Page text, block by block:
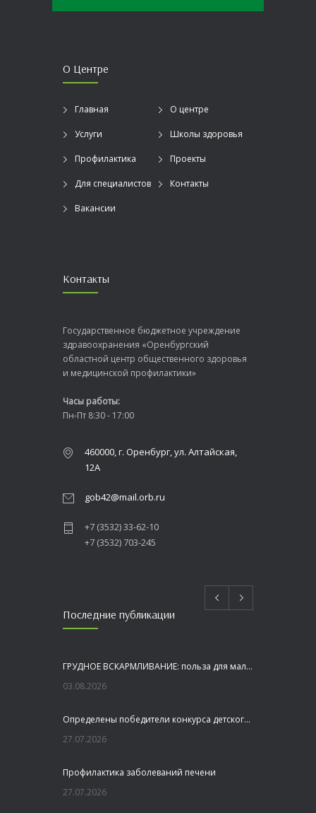
О Центре
Главная О центре
Услуги Школы здоровья
Профилактика Проекты
Для специалистов Контакты
Вакансии
Контакты
Государственное бюджетное учреждение
здравоохранения «Оренбургский
областной центр общественного здоровья
и медицинской профилактики»
Часы работы:
Пн-Пт 8:30 - 17:00
460000, г. Оренбург, ул. Алтайская,
12А
gob42@mail.orb.ru
+7 (3532) 33-62-10
+7 (3532) 703-245
Последние публикации
ГРУДНОЕ ВСКАРМЛИВАНИЕ: польза для малыша и мамы
03.08.2026
Определены победители конкурса детского рисунка «Я шагаю по Оренбуржью»
27.07.2026
Профилактика заболеваний печени
27.07.2026